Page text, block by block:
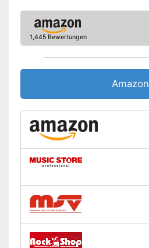
1,445 Bewertungen
Amazon